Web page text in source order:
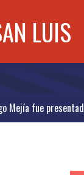
LUIS
Mejía fue